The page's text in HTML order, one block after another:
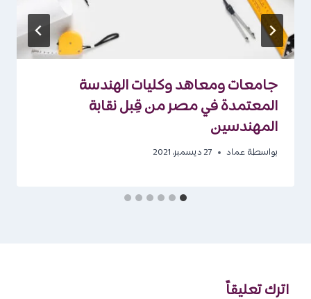
جامعات ومعاهد وكليات الهندسة
المعتمدة في مصر من قِبل نقابة
المهندسين
بواسطة عماد 27 ديسمبر، 2021
اترك تعليقاً